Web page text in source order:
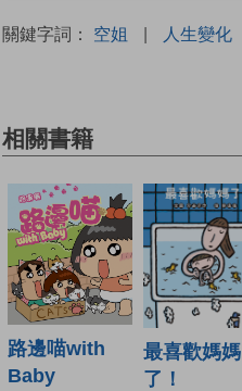
關鍵字詞： 空姐 | 人生變化
相關書籍
路邊喵with
Baby
最喜歡媽媽
了！